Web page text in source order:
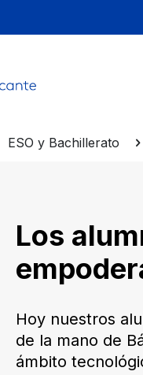
ESO y Bachillerato
Los
Hoy nuestros
de la mano de
ámbito